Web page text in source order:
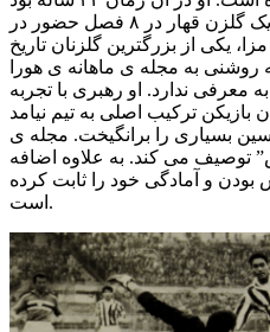
و آوازه ی زیادی را به عنوان یک گلزن قهار در ۸ فصل حضور در
یکی از بزرگترین گلزنان تاریخ
به روشنی به مجله ی ماهانه ی هورا
معرفی ندارد. او رهبری با تجربه
بازیکن ترکیب اصلی به تیم نیامد
بسیاری را برانگیخت. مجله ی
توصیف می کند. به علاوه اضافه
بودن و آمادگی خود را ثابت کرده
است.